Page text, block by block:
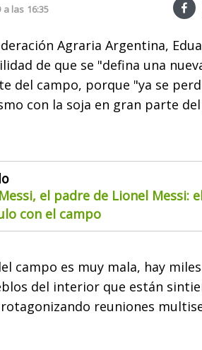
a las 16:35
Agraria Argentina,
de que se "defina una
del campo, porque "ya se
con la soja en gran parte
el padre de Lionel Messi:
con el campo
campo es muy mala, hay
del interior que están
reuniones